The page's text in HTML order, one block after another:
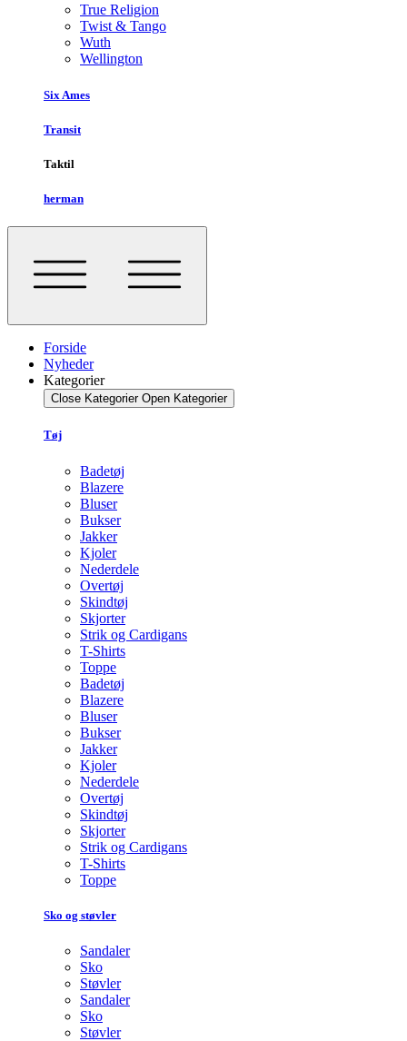
True Religion
Twist & Tango
Wuth
Wellington
Six Ames
Transit
Taktil
herman
Forside
Nyheder
Kategorier
Close Kategorier Open Kategorier
Tøj
Badetøj
Blazere
Bluser
Bukser
Jakker
Kjoler
Nederdele
Overtøj
Skindtøj
Skjorter
Strik og Cardigans
T-Shirts
Toppe
Badetøj
Blazere
Bluser
Bukser
Jakker
Kjoler
Nederdele
Overtøj
Skindtøj
Skjorter
Strik og Cardigans
T-Shirts
Toppe
Sko og støvler
Sandaler
Sko
Støvler
Sandaler
Sko
Støvler